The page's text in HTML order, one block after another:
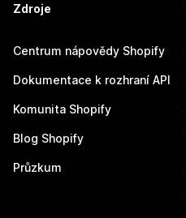
Zdroje
Centrum nápovědy Shopify
Dokumentace k rozhraní API
Komunita Shopify
Blog Shopify
Průzkum